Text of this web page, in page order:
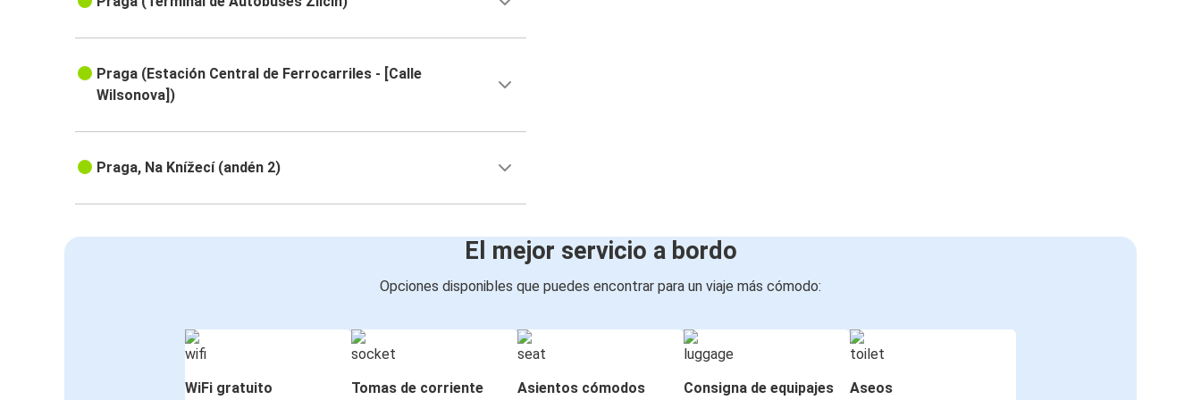
Praga (Estación Central de Ferrocarriles - [Calle
Wilsonova])
Praga, Na Knížecí (andén 2)
El mejor servicio a bordo
Opciones disponibles que puedes encontrar para un viaje más cómodo:
WiFi gratuito Tomas de corriente Asientos cómodos Consigna de equipajes Aseos